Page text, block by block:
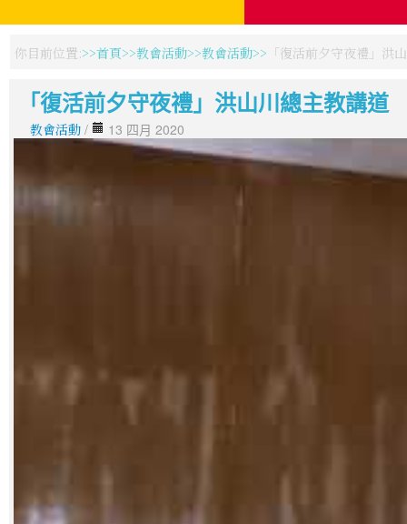
你目前位置: 首頁 教會活動 教會活動 「復活前夕守夜禮」洪
「復活前夕守夜禮」洪山川總主教講道
教會活動 / 13 四月 2020